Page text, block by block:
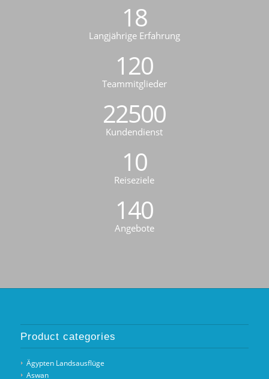
18
Langjährige Erfahrung
120
Teammitglieder
22500
Kundendienst
10
Reiseziele
140
Angebote
Product categories
Ägypten Landsausflüge
Aswan